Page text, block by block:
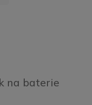
na baterie